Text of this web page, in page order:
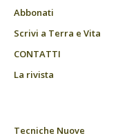
Abbonati
Scrivi a Terra e Vita
CONTATTI
La rivista
Tecniche Nuove